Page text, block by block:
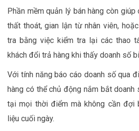
Phần mềm quản lý bán hàng còn giúp
thất thoát, gian lận từ nhân viên,
tra bằng việc kiểm tra lại các thao
khách đổi trả hàng khi thấy doanh số
Với tính năng báo cáo doanh số qua
hàng có thể chủ động nắm bắt doanh
tại mọi thời điểm mà không cần đợi
liệu cuối ngày.